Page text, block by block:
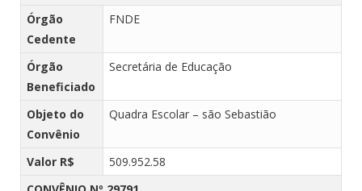
Órgão
Cedente
FNDE
Órgão
Beneficiado
Secretária de Educação
Objeto do
Convênio
Quadra Escolar – são Sebastião
Valor R$
509.952.58